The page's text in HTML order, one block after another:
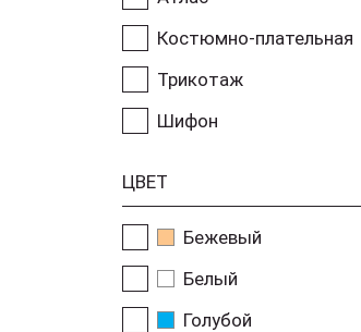
Костюмно-плательная
Трикотаж
Шифон
ЦВЕТ
Бежевый
Белый
Голубой